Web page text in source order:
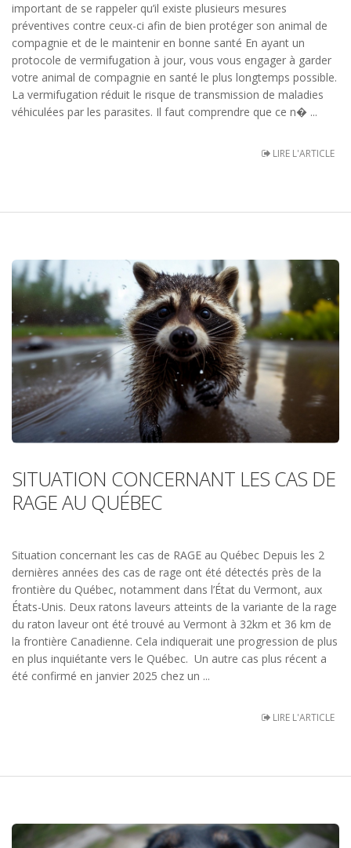
important de se rappeler qu’il existe plusieurs mesures
préventives contre ceux-ci afin de bien protéger son animal de
compagnie et de le maintenir en bonne santé En ayant un
protocole de vermifugation à jour, vous vous engager à garder
votre animal de compagnie en santé le plus longtemps possible.
La vermifugation réduit le risque de transmission de maladies
véhiculées par les parasites. Il faut comprendre que ce n� ...
LIRE L'ARTICLE
SITUATION CONCERNANT LES CAS DE
RAGE AU QUÉBEC
Situation concernant les cas de RAGE au Québec Depuis les 2
dernières années des cas de rage ont été détectés près de la
frontière du Québec, notamment dans l’État du Vermont, aux
États-Unis. Deux ratons laveurs atteints de la variante de la rage
du raton laveur ont été trouvé au Vermont à 32km et 36 km de
la frontière Canadienne. Cela indiquerait une progression de plus
en plus inquiétante vers le Québec. Un autre cas plus récent a
été confirmé en janvier 2025 chez un ...
LIRE L'ARTICLE